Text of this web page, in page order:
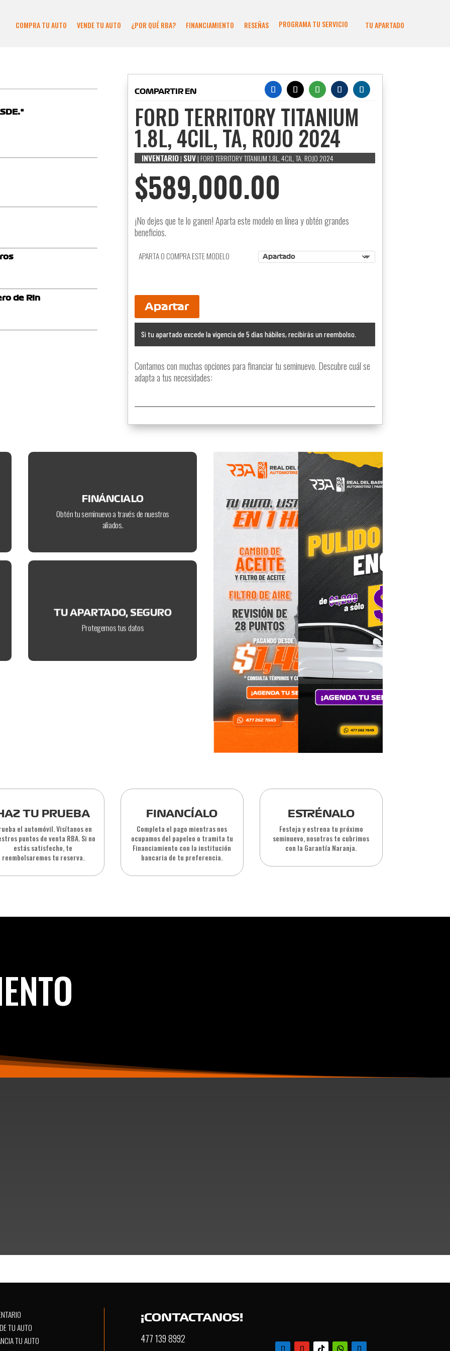
COMPRA TU AUTO VENDE TU AUTO ¿POR QUÉ RBA? FINANCIAMIENTO RESEÑAS PROGRAMA TU SERVICIO TU APARTADO
de Rin
COMPARTIR EN
FORD TERRITORY TITANIUM
1.8L, 4CIL, TA, ROJO 2024
INVENTARIO| SUV| FORD TERRITORY TITANIUM 1.8L, 4CIL, TA, ROJO 2024
$589,000.00
¡No dejes que te lo ganen! Aparta este modelo en línea y obtén grandes
beneficios.
APARTA O COMPRA ESTE MODELO
Apartar
Si tu apartado excede la vigencia de 5 días hábiles, recibirás un reembolso.
Contamos con muchas opciones para financiar tu seminuevo. Descubre cuál se
adapta a tus necesidades:
FINÁNCIALO
Obtén tu seminuevo a través de nuestros
aliados.
FINÁNCIALO
Contamos con el respaldo de las principales
TU APARTADO, SEGURO
Protegemos tus datos
TU APARTADO, SEGURO
TU PRUEBA
el automóvil. Visítanos en
puntos de venta RBA. Si no
estás satisfecho, te
reembolsaremos tu reserva.
FINANCÍALO
Completa el pago mientras nos
ocupamos del papeleo o tramita tu
Financiamiento con la institución
bancaria de tu preferencia.
ESTRÉNALO
Festeja y estrena tu próximo
seminuevo, nosotros te cubrimos
con la Garantía Naranja.
TU AUTO
TU AUTO
¡CONTACTANOS!
477 139 8992